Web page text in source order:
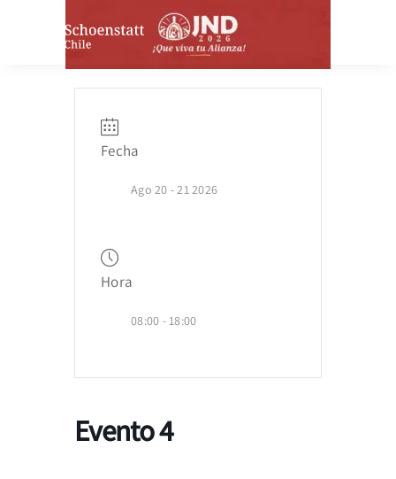
Santuarios y Ermitas
Fecha
Ago 20 - 21 2026
Hora
08:00 - 18:00
Evento 4